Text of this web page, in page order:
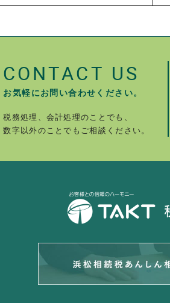
CONTACT US
お気軽にお問い合わせください。
税務処理、会計処理のことでも、
数字以外のことでもご相談ください。